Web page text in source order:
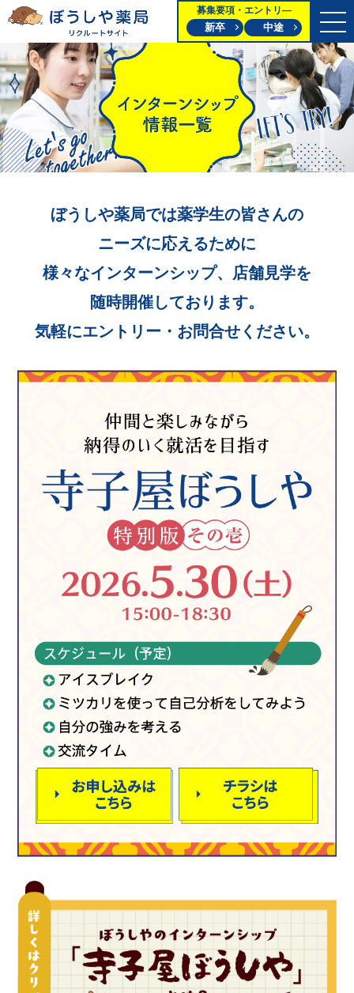
募集要項・エントリ―
新卒 中途
ぼうしや薬局では薬学生の皆さんの
ニーズに応えるために
様々なインターンシップ、 店舗見学を
随時開催しております。
気軽にエントリー ・お問合せください。